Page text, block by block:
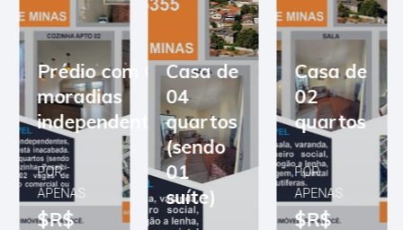
Prédio com 03
moradias
independentes
POR
APENAS
$R$
Casa de
04
quartos
(sendo
01
suíte)
Casa de
02
quartos
POR
APENAS
$R$